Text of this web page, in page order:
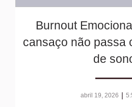
Burnout
cansaço não passa
de
abril 19, 2026 |